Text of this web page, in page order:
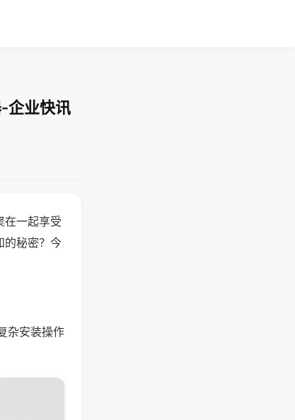
企业快讯
在一起享受
的秘密？今
杂安装操作